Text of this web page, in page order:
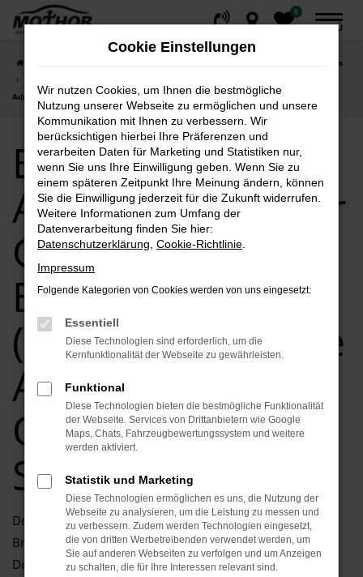
Zum
0
MENÜ
Mitsubishi Eclipse Cross
Adresse für Qualität und Service
Eclipse Cross bei
Autohaus Mothor
GmbH in
Brandenburg
(Havel): Ihre erste
Adresse für
Qualität und
Service
Der Eclipse Cross ist die perfekte Wahl für alle, die in
Brandenburg (Havel) ein Fahrzeug suchen, das modernes
Design, innovative Technik und höchsten Fahrkomfort
Cookie Einstellungen
Wir nutzen Cookies, um Ihnen die bestmögliche
Nutzung unserer Webseite zu ermöglichen und unsere
Kommunikation mit Ihnen zu verbessern. Wir
berücksichtigen hierbei Ihre Präferenzen und
verarbeiten Daten für Marketing und Statistiken nur,
wenn Sie uns Ihre Einwilligung geben. Wenn Sie zu
einem späteren Zeitpunkt Ihre Meinung ändern, können
Sie die Einwilligung jederzeit für die Zukunft widerrufen.
Weitere Informationen zum Umfang der
Datenverarbeitung finden Sie hier:
Datenschutzerklärung Cookie-Richtlinie
Impressum
Folgende Kategorien von Cookies werden von uns eingesetzt:
Essentiell
Diese Technologien sind erforderlich, um die
Kernfunktionalität der Webseite zu gewährleisten.
Funktional
Diese Technologien bieten die bestmögliche Funktionalität
der Webseite. Services von Drittanbietern wie Google
Maps, Chats, Fahrzeugbewertungssystem und weitere
werden aktiviert.
Statistik und Marketing
Diese Technologien ermöglichen es uns, die Nutzung der
Webseite zu analysieren, um die Leistung zu messen und
zu verbessern. Zudem werden Technologien eingesetzt,
die von dritten Werbetreibenden verwendet werden, um
Sie auf anderen Webseiten zu verfolgen und um Anzeigen
zu schalten, die für Ihre Interessen relevant sind.